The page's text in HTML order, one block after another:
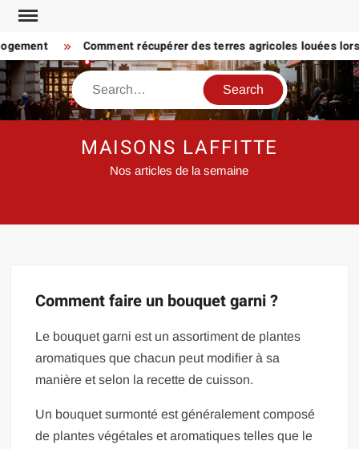
Skip
content
Comment récupérer des terres agricoles louées
Search
MAISONS LAFFITTE
Nos articles de la semaine
Comment faire un bouquet garni ?
Le bouquet garni est un assortiment de plantes
aromatiques que chacun peut modifier à sa
manière et selon la recette de cuisson.
Un bouquet surmonté est généralement composé
de plantes végétales et aromatiques telles que le